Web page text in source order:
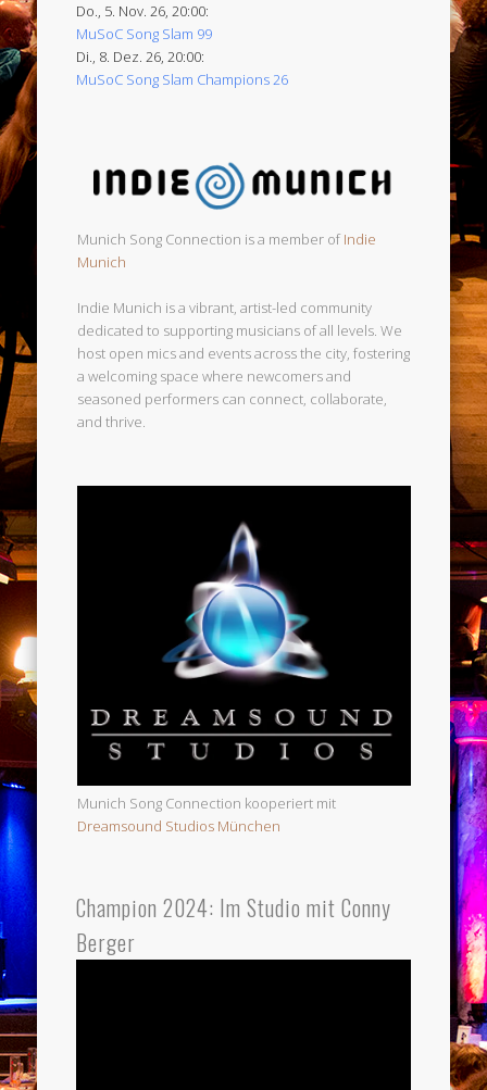
Do., 5. Nov. 26, 20:00:
MuSoC Song Slam 99
Di., 8. Dez. 26, 20:00:
MuSoC Song Slam Champions 26
Munich Song Connection is a member ofIndie
Munich
Indie Munich is a vibrant, artist-led community
dedicated to supporting musicians of all levels. We
host open mics and events across the city, fostering
a welcoming space where newcomers and
seasoned performers can connect, collaborate,
and thrive.
Munich Song Connection kooperiert mit
Dreamsound Studios München
Champion 2024: Im Studio mit Conny
Berger